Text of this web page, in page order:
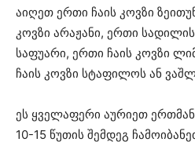
აიღეთ ერთი ჩაის კოვზი
კოვზი არაჟანი, ერთი
საფუარი, ერთი ჩაის კოვზი
ჩაის კოვზი სტაფილოს ან
ეს ყველაფერი აურიეთ
10-15 წუთის შემდეგ